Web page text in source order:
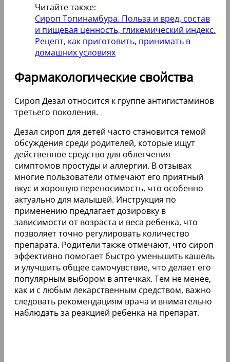
Читайте также:
Сироп Топинамбура. Польза и вред, состав
и пищевая ценность, гликемический индекс.
Рецепт, как приготовить, принимать в
домашних условиях
Фармакологические свойства
Сироп Дезал относится к группе антигистаминов
третьего поколения.
Дезал сироп для детей часто становится темой
обсуждения среди родителей, которые ищут
действенное средство для облегчения
симптомов простуды и аллергии. В отзывах
многие пользователи отмечают его приятный
вкус и хорошую переносимость, что особенно
актуально для малышей. Инструкция по
применению предлагает дозировку в
зависимости от возраста и веса ребенка, что
позволяет точно регулировать количество
препарата. Родители также отмечают, что сироп
эффективно помогает быстро уменьшить кашель
и улучшить общее самочувствие, что делает его
популярным выбором в аптечках. Тем не менее,
как и с любым лекарственным средством, важно
следовать рекомендациям врача и внимательно
наблюдать за реакцией ребенка на препарат.